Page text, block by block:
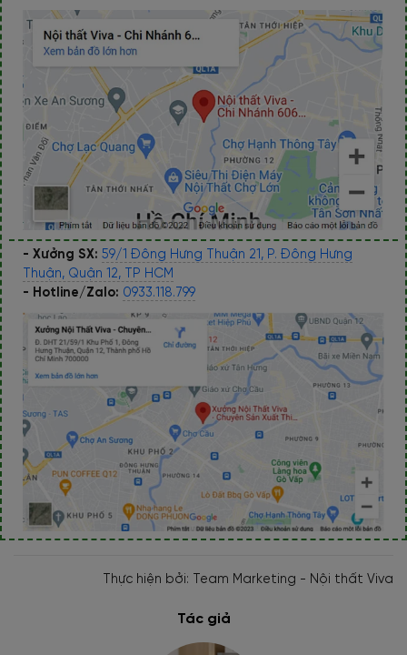
- Xưởng SX: 59/1 Đông Hưng Thuận 21, P. Đông Hưng
Thuận, Quận 12, TP HCM
- Hotline/Zalo: 0933.118.799
Thực hiện bởi: Team Marketing - Nội thất Viva
Tác giả